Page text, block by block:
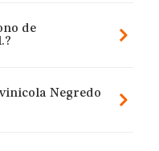
de
Negredo